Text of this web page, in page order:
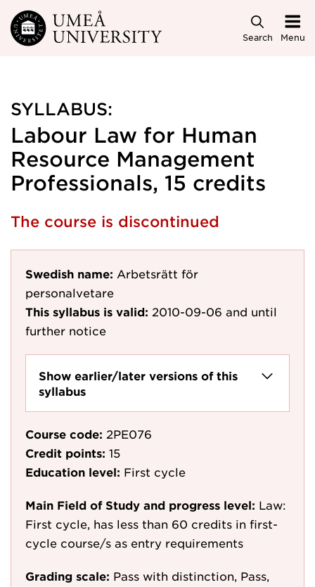
Skip to main content
Search Menu
SYLLABUS:
Labour Law for Human
Resource Management
Professionals, 15 credits
The course is discontinued
Swedish name: Arbetsrätt för
personalvetare
This syllabus is valid: 2010-09-06 and until
further notice
Show earlier/later versions of this
syllabus
Course code: 2PE076
Credit points: 15
Education level: First cycle
Main Field of Study and progress level: Law:
First cycle, has less than 60 credits in first-
cycle course/s as entry requirements
Grading scale: Pass with distinction, Pass,